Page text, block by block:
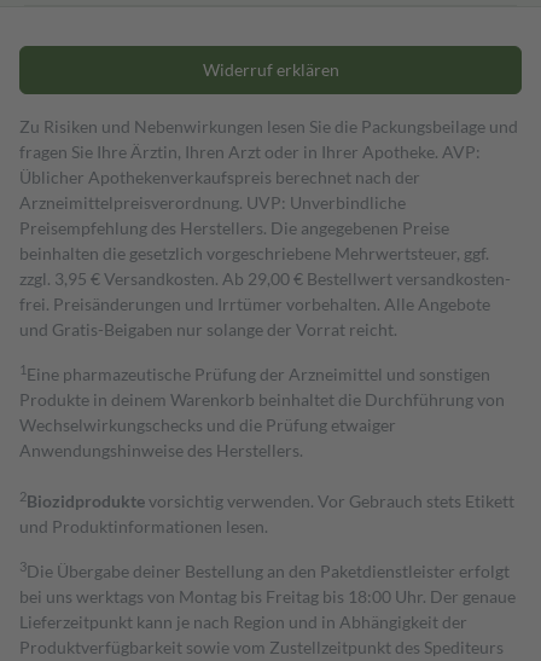
Widerruf erklären
Zu Risiken und Nebenwirkungen lesen Sie die Packungsbeilage und
fragen Sie Ihre Ärztin, Ihren Arzt oder in Ihrer Apotheke. AVP:
Üblicher Apothekenverkaufspreis berechnet nach der
Arzneimittelpreisverordnung. UVP: Unverbindliche
Preisempfehlung des Herstellers. Die angegebenen Preise
beinhalten die gesetzlich vorgeschriebene Mehrwertsteuer, ggf.
zzgl. 3,95 € Versandkosten. Ab 29,00 € Bestell­wert versand­kosten­
frei. Preisänderungen und Irrtümer vorbehalten. Alle Angebote
und Gratis-Beigaben nur solange der Vorrat reicht.
1 Eine pharmazeutische Prüfung der Arzneimittel und sonstigen
Produkte in deinem Warenkorb beinhaltet die Durchführung von
Wechselwirkungschecks und die Prüfung etwaiger
Anwendungshinweise des Herstellers.
2Biozidproduktevorsichtig verwenden. Vor Gebrauch stets Etikett
und Produktinformationen lesen.
3Die Übergabe deiner Bestellung an den Paketdienstleister erfolgt
bei uns werktags von Montag bis Freitag bis 18:00 Uhr. Der genaue
Lieferzeitpunkt kann je nach Region und in Abhängigkeit der
Produktverfügbarkeit sowie vom Zustellzeitpunkt des Spediteurs